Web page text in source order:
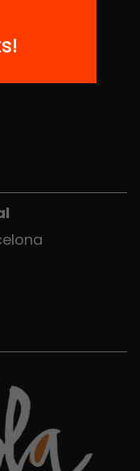
Hub Social